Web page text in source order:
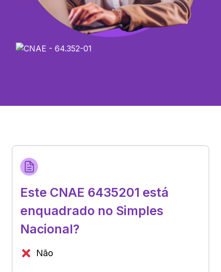
Este CNAE 6435201 está
enquadrado no Simples
Nacional?
Não